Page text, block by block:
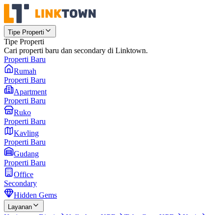
Tipe Properti
Tipe Properti
Cari properti baru dan secondary di Linktown.
Properti Baru
Rumah
Properti Baru
Apartment
Properti Baru
Ruko
Properti Baru
Kavling
Properti Baru
Gudang
Properti Baru
Office
Secondary
Hidden Gems
Layanan